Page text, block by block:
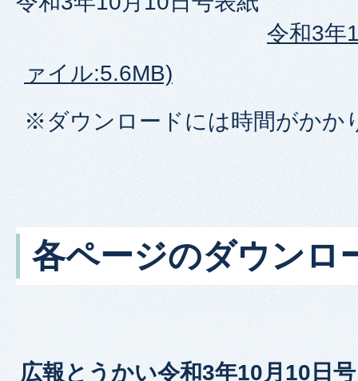
令和3年
ァイル:5.6MB)
※ダウンロードには時間がかか
各ページのダウンロ
広報とうかい令和3年10月10日号